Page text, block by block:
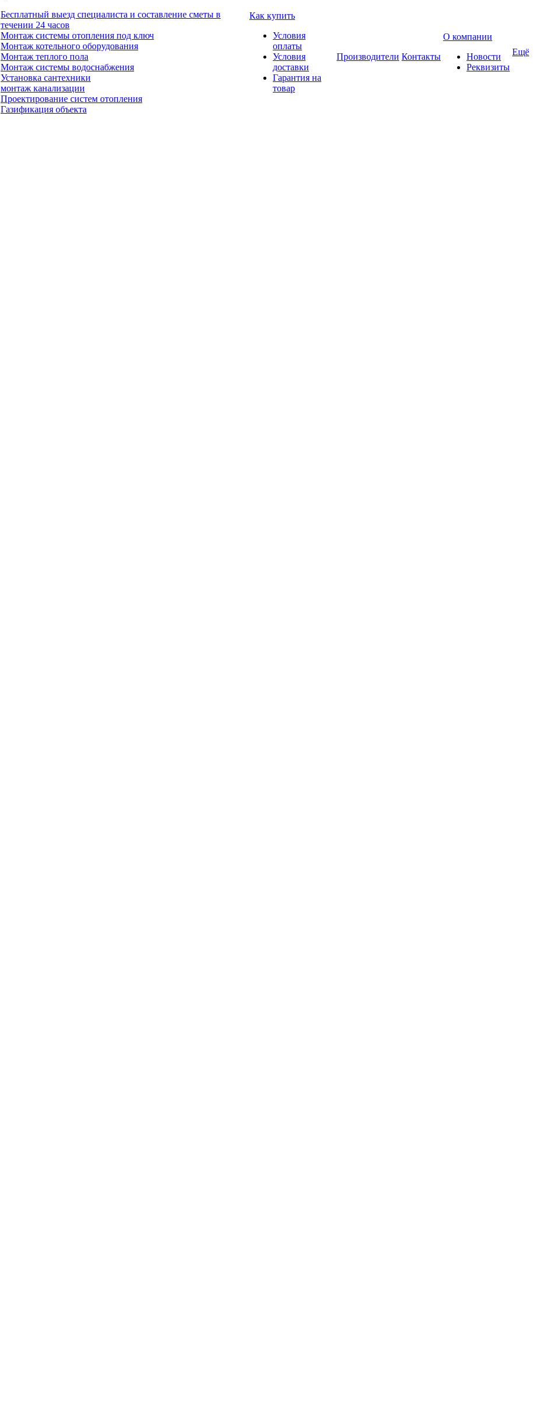
Бесплатный выезд специалиста и составление сметы в
течении 24 часов
Монтаж системы отопления под ключ
Монтаж котельного оборудования
Монтаж теплого пола
Монтаж системы водоснабжения
Установка сантехники
монтаж канализации
Проектирование систем отопления
Газификация объекта
Как купить
Условия
оплаты
Условия
доставки
Гарантия на
товар
Производители Контакты
О компании
Новости
Реквизиты
Ещё